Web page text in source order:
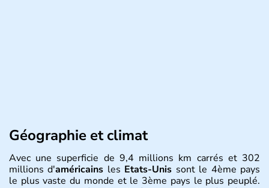
Géographie et climat
Avec une superficie de 9,4 millions km carrés et 302
millions d'américains les Etats-Unis sont le 4ème pays
le plus vaste du monde et le 3ème pays le plus peuplé.